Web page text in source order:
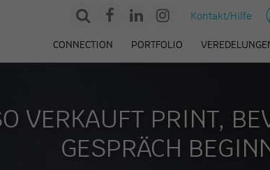
SuchePrintweb.de
Facebook
Colour
GmbH
auf
Printweb.de
Instagram
Kontakt/Hilfe
Telefonisch
Per E-Mail
CONNECTION PORTFOLIO
VERKAUFT PRINT,
GESPRÄCH